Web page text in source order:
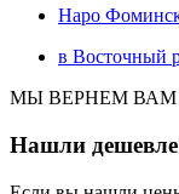
Наро
в Восточный
МЫ ВЕРНЕМ ВАМ
Нашли